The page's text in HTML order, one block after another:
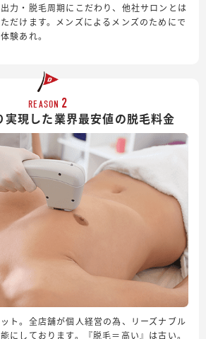
力・脱毛周期にこだわり、他社サロンとは
だけます。メンズによるメンズのためにで
験あれ。
REASON 2
実現した業界最安値の脱毛料金
ト。全店舗が個人経営の為、リーズナブル
にしております。『脱毛＝高い』は古い。